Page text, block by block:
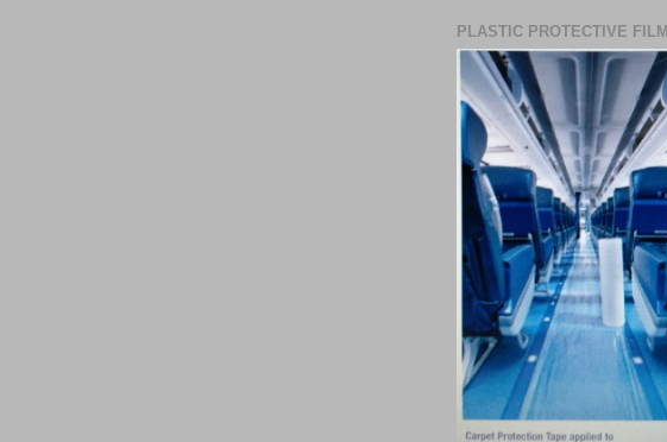
PLASTIC PROTECTIVE FILM